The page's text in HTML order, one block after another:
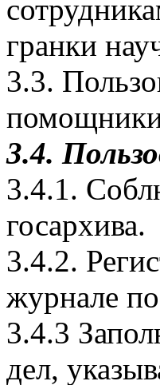
гранки
3.3.
3.4.
3.4.1.
госархива.
3.4.2.
журнале
3.4.3
дел,